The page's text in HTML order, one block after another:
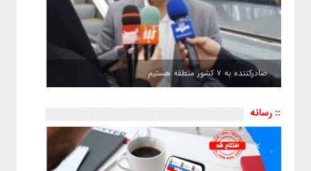
صادرکننده به ۷ کشور منطقه هستیم
:: رسانه